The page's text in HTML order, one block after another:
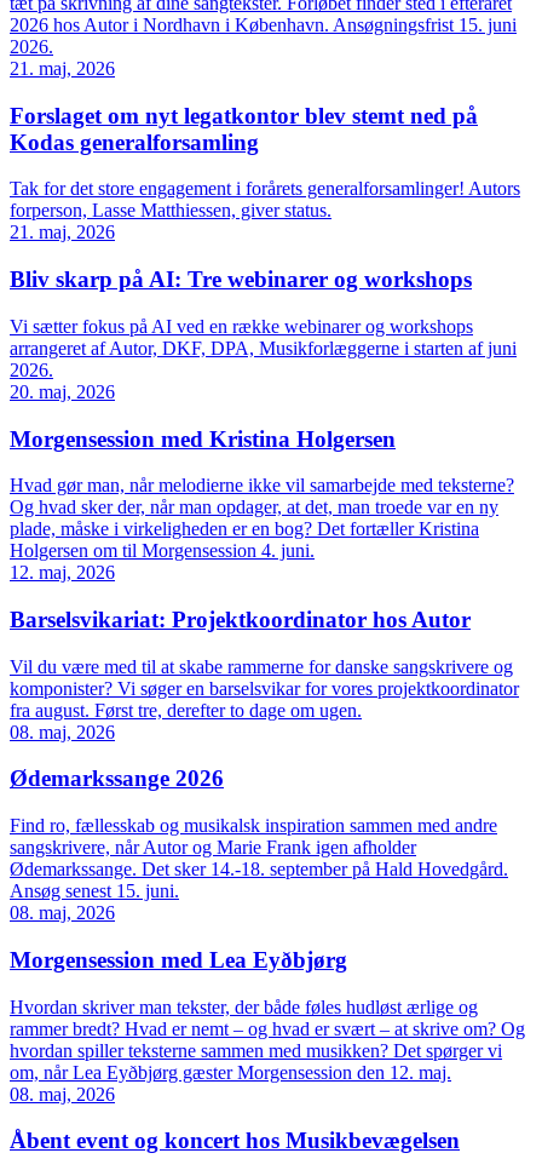
2026 hos Autor i Nordhavn i København. Ansøgningsfrist 15. juni
2026.
21. maj, 2026
Forslaget om nyt legatkontor blev stemt ned på
Kodas generalforsamling
Tak for det store engagement i forårets generalforsamlinger! Autors
forperson, Lasse Matthiessen, giver status.
21. maj, 2026
Bliv skarp på AI: Tre webinarer og workshops
Vi sætter fokus på AI ved en række webinarer og workshops
arrangeret af Autor, DKF, DPA, Musikforlæggerne i starten af juni
2026.
20. maj, 2026
Morgensession med Kristina Holgersen
Hvad gør man, når melodierne ikke vil samarbejde med teksterne?
Og hvad sker der, når man opdager, at det, man troede var en ny
plade, måske i virkeligheden er en bog? Det fortæller Kristina
Holgersen om til Morgensession 4. juni.
12. maj, 2026
Barselsvikariat: Projektkoordinator hos Autor
Vil du være med til at skabe rammerne for danske sangskrivere og
komponister? Vi søger en barselsvikar for vores projektkoordinator
fra august. Først tre, derefter to dage om ugen.
08. maj, 2026
Ødemarkssange 2026
Find ro, fællesskab og musikalsk inspiration sammen med andre
sangskrivere, når Autor og Marie Frank igen afholder
Ødemarkssange. Det sker 14.-18. september på Hald Hovedgård.
Ansøg senest 15. juni.
08. maj, 2026
Morgensession med Lea Eyðbjørg
Hvordan skriver man tekster, der både føles hudløst ærlige og
rammer bredt? Hvad er nemt – og hvad er svært – at skrive om? Og
hvordan spiller teksterne sammen med musikken? Det spørger vi
om, når Lea Eyðbjørg gæster Morgensession den 12. maj.
08. maj, 2026
Åbent event og koncert hos Musikbevægelsen